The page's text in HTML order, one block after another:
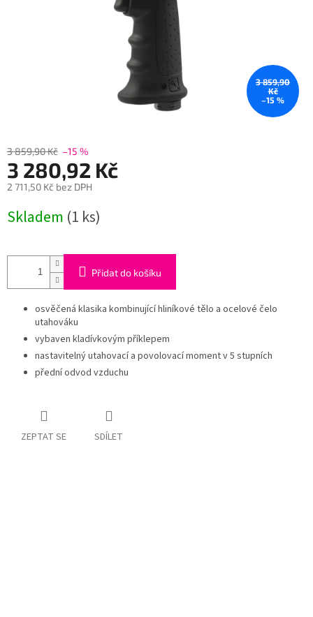
3 859,90
Kč
–15 %
3 859,90 Kč –15 %
3 280,92 Kč
2 711,50 Kč bez DPH
cena:
Skladem (1 ks)
Přidat do košíku
osvěčená klasika kombinující hliníkové tělo a ocelové čelo
utahováku
vybaven kladívkovým příklepem
nastavitelný utahovací a povolovací moment v 5 stupních
přední odvod vzduchu
ZEPTAT SE SDÍLET